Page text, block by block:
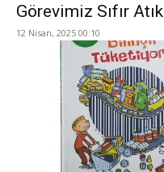
Görevimiz Sıfır Atık
12 Nisan, 2025 00:10